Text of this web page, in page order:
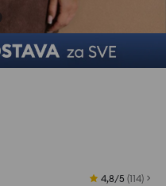
4,8/5 (114)